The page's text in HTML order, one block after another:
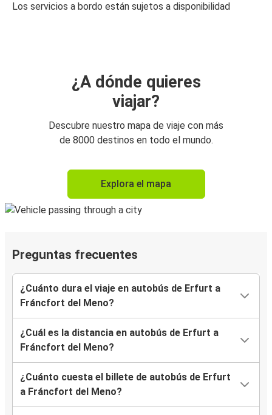
Los servicios a bordo están sujetos a disponibilidad
¿A dónde quieres
viajar?
Descubre nuestro mapa de viaje con más
de 8000 destinos en todo el mundo.
Explora el mapa
Preguntas frecuentes
¿Cuánto dura el viaje en autobús de Erfurt a
Fráncfort del Meno?
¿Cuál es la distancia en autobús de Erfurt a
Fráncfort del Meno?
¿Cuánto cuesta el billete de autobús de Erfurt
a Fráncfort del Meno?